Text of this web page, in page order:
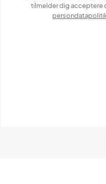
tilmelder dig acceptere